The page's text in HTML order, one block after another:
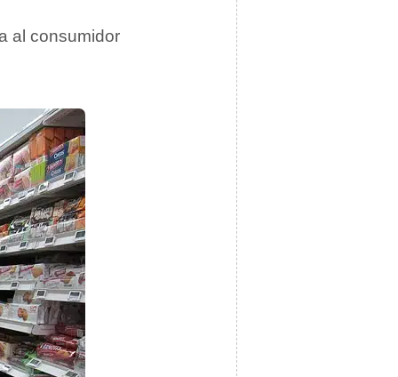
al consumidor